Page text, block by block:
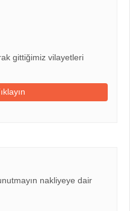
gittiğimiz vilayetleri
nakliyeye dair